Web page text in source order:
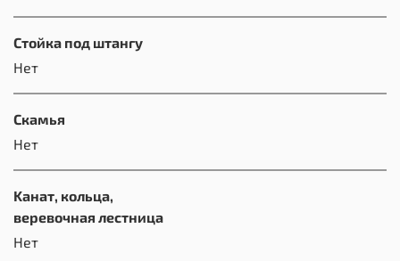
Стойка под штангу
Нет
Скамья
Нет
Kанат, кольца,
веревочная лестница
Нет